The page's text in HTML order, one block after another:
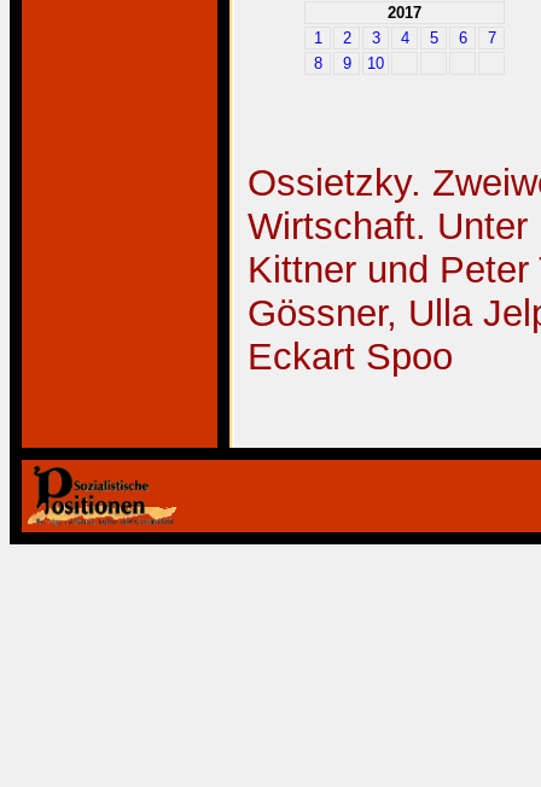
2017
1
2 3 4 5 6
7
8
9 10
Ossietzky.
Wirtschaft.
Kittner und
Gössner, Ulla
Eckart Spoo